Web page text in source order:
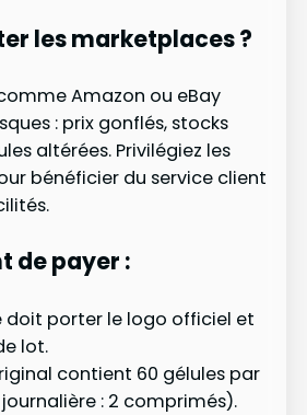
les marketplaces ?
Amazon ou eBay
: prix gonflés, stocks
altérées. Privilégiez les
bénéficier du service client
de payer :
doit porter le logo officiel et
lot.
contient 60 gélules par
: 2 comprimés).